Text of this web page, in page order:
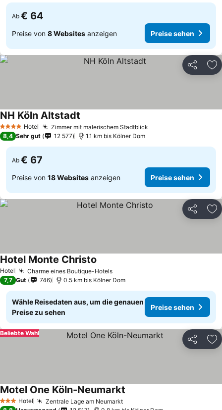
Ab € 64
Preise von 8 Websites anzeigen Preise sehen
Teilen
4 Sterne Hotel Zimmer mit malerischem Stadtblick
NH Köln Altstadt
8,4 Sehr gut 12 577 1.1 km bis Kölner Dom
Ab € 67
Preise von 18 Websites anzeigen Preise sehen
Teilen
Hotel Charme eines Boutique-HotelsPreise sehen
Hotel Monte Christo
7,7 Gut 746 0.5 km bis Kölner Dom
Wähle Reisedaten aus, um die genauen
Preise zu sehen
Preise sehen
Teilen
Beliebte Wahl
3 SterneHotel Zentrale Lage am NeumarktPreise sehen
Motel One Köln-Neumarkt